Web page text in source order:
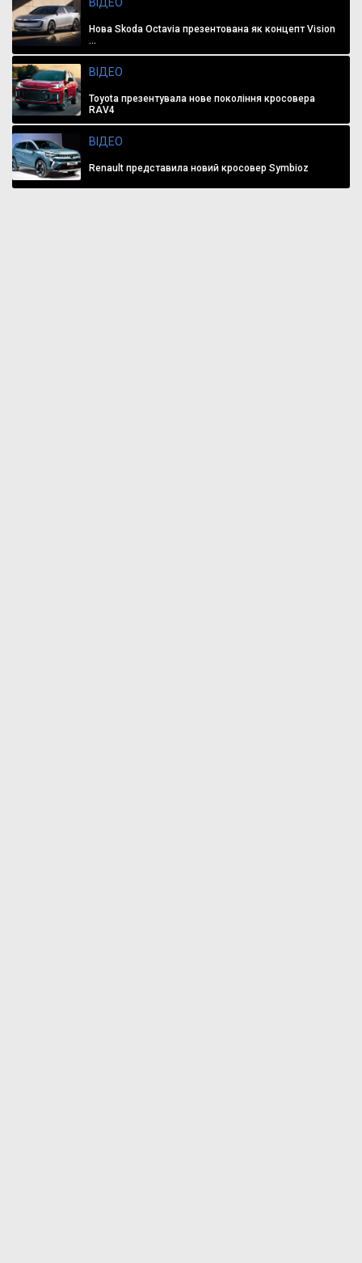
ВІДЕО
Нова Skoda Octavia презентована як концепт Vision
...
ВІДЕО
Toyota презентувала нове покоління кросовера
RAV4
ВІДЕО
Renault представила новий кросовер Symbioz